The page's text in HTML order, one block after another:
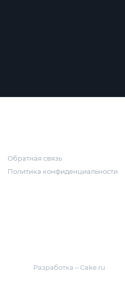
Обратная связь
Политика конфиденциальности
Разработка – Cake.ru